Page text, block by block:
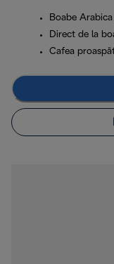
Boabe
Direct de la
Cafea